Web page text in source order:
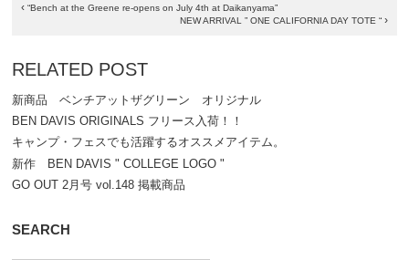
‹ “Bench at the Greene re-opens on July 4th at Daikanyama”
NEW ARRIVAL ” ONE CALIFORNIA DAY TOTE “ ›
RELATED POST
新商品 ベンチアットザグリーン オリジナル
BEN DAVIS ORIGINALS フリース入荷！！
キャンプ・フェスでも活躍するオススメアイテム。
新作 BEN DAVIS " COLLEGE LOGO "
GO OUT 2月号 vol.148 掲載商品
SEARCH